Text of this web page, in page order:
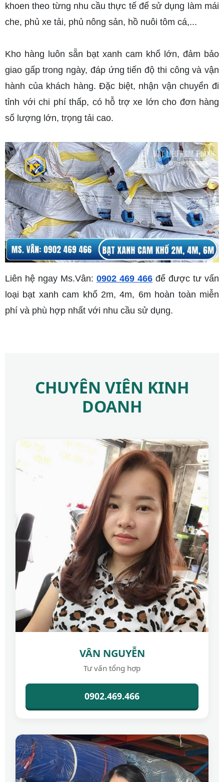
khoen theo từng nhu cầu thực tế để sử dụng làm mái
che, phủ xe tải, phủ nông sản, hồ nuôi tôm cá,...
Kho hàng luôn sẵn bạt xanh cam khổ lớn, đảm bảo
giao gấp trong ngày, đáp ứng tiến độ thi công và vận
hành của khách hàng. Đặc biệt, nhận vận chuyển đi
tỉnh với chi phí thấp, có hỗ trợ xe lớn cho đơn hàng
số lượng lớn, trọng tải cao.
Liên hệ ngay Ms.Vân: 0902 469 466 để được tư vấn
loại bạt xanh cam khổ 2m, 4m, 6m hoàn toàn miễn
phí và phù hợp nhất với nhu cầu sử dụng.
CHUYÊN VIÊN KINH
DOANH
VÂN NGUYỄN
Tư vấn tổng hợp
0902.469.466